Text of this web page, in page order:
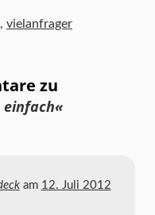
, vielanfrager
zu
einfach«
am 12. Juli 2012